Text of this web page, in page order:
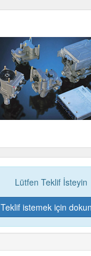
Lütfen Teklif İsteyin
Teklif istemek için